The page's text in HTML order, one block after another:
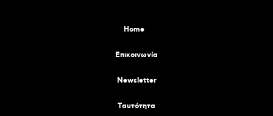
Home
Επικοινωνία
Newsletter
Tαυτότητα